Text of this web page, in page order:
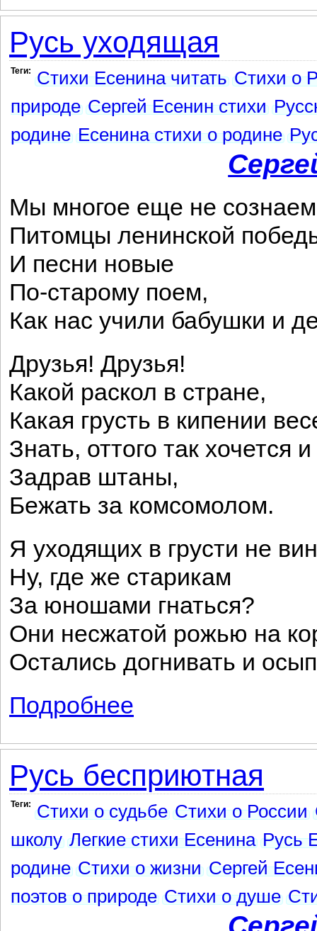
Русь уходящая
Теги: Стихи Есенина читать Стихи о
природе Сергей Есенин стихи
родине Есенина стихи о родине
Мы многое еще не
Питомцы ленинской
И песни новые
По-старому поем,
Как нас учили бабушки и
Друзья! Друзья!
Какой раскол в стране,
Какая грусть в кипении
Знать, оттого так хочется
Задрав штаны,
Бежать за комсомолом.
Я уходящих в грусти не
Ну, где же старикам
За юношами гнаться?
Они несжатой рожью на
Остались догнивать и
Подробнее
Русь бесприютная
Теги: Стихи о судьбе Стихи о России
школу Легкие стихи Есенина Русь
родине Стихи о жизни Сергей
поэтов о природе Стихи о душе